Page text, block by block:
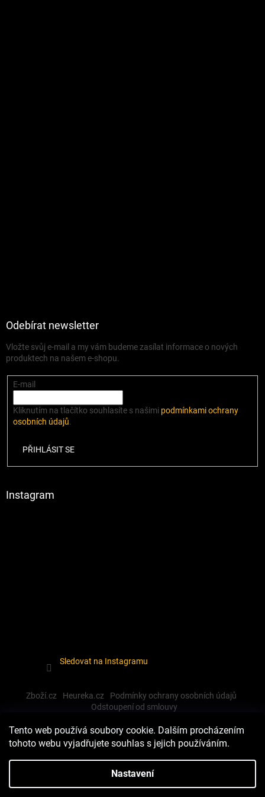
Tento web používá soubory cookie. Dalším procházením
tohoto webu vyjadřujete souhlas s jejich používáním.
Nastavení
Odebírat newsletter
Vložte svůj e-mail a my vám budeme zasílat informace o nových
produktech na našem e-shopu.
E-mail
Kliknutím na tlačítko souhlasíte s našimi podmínkami ochrany
osobních údajů.
PŘIHLÁSIT SE
Instagram
Sledovat na Instagramu
Zboží.cz Heureka.cz
Podmínky ochrany osobních údajů
Odstoupení od smlouvy